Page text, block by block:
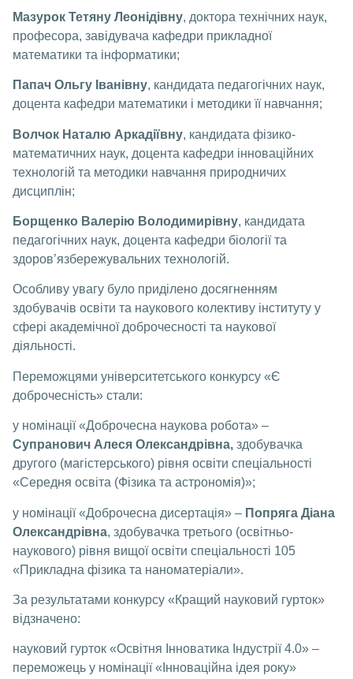
Мазурок Тетяну Леонідівну, доктора технічних наук,
професора, завідувача кафедри прикладної
математики та інформатики;
Папач Ольгу Іванівну, кандидата педагогічних наук,
доцента кафедри математики і методики її навчання;
Волчок Наталю Аркадіївну, кандидата фізико-
математичних наук, доцента кафедри інноваційних
технологій та методики навчання природничих
дисциплін;
Борщенко Валерію Володимирівну, кандидата
педагогічних наук, доцента кафедри біології та
здоров’язбережувальних технологій.
Особливу увагу було приділено досягненням
здобувачів освіти та наукового колективу інституту у
сфері академічної доброчесності та наукової
діяльності.
Переможцями університетського конкурсу «Є
доброчесність» стали:
у номінації «Доброчесна наукова робота» –
Супранович Алеся Олександрівна, здобувачка
другого (магістерського) рівня освіти спеціальності
«Середня освіта (Фізика та астрономія)»;
у номінації «Доброчесна дисертація» – Попряга Діана
Олександрівна, здобувачка третього (освітньо-
наукового) рівня вищої освіти спеціальності 105
«Прикладна фізика та наноматеріали».
За результатами конкурсу «Кращий науковий гурток»
відзначено:
науковий гурток «Освітня Інноватика Індустрії 4.0» –
переможець у номінації «Інноваційна ідея року»